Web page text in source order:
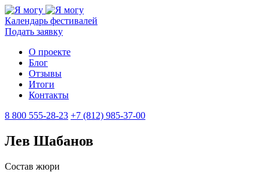
Календарь фестивалей
Подать заявку
О проекте
Блог
Отзывы
Итоги
Контакты
8 800 555-28-23 +7 (812) 985-37-00
Лев Шабанов
Состав жюри